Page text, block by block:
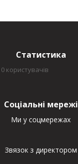
Статистика
0 користувачів
Соціальні мережі
Ми у соцмережах
Звязок з директором